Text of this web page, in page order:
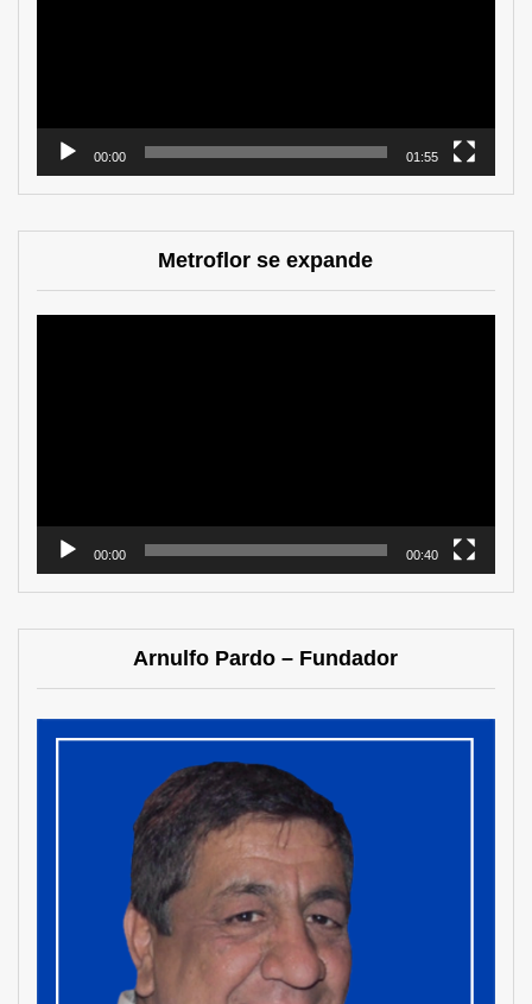
00:00 01:55
Metroflor se expande
00:00 00:40
Arnulfo Pardo – Fundador